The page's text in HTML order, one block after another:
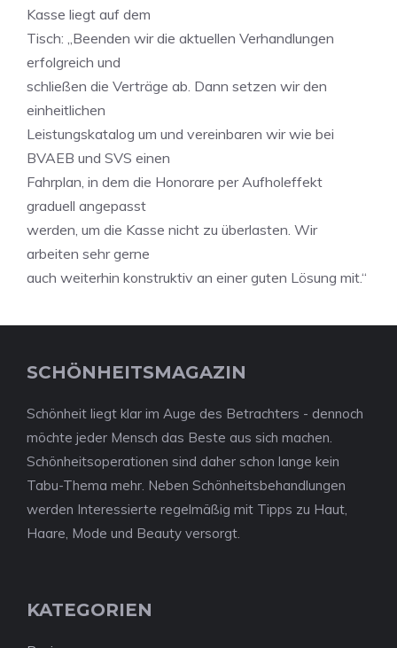
Kasse liegt auf dem
Tisch: „Beenden wir die aktuellen Verhandlungen
erfolgreich und
schließen die Verträge ab. Dann setzen wir den
einheitlichen
Leistungskatalog um und vereinbaren wir wie bei
BVAEB und SVS einen
Fahrplan, in dem die Honorare per Aufholeffekt
graduell angepasst
werden, um die Kasse nicht zu überlasten. Wir
arbeiten sehr gerne
auch weiterhin konstruktiv an einer guten Lösung mit.“
SCHÖNHEITSMAGAZIN
Schönheit liegt klar im Auge des Betrachters - dennoch
möchte jeder Mensch das Beste aus sich machen.
Schönheitsoperationen sind daher schon lange kein
Tabu-Thema mehr. Neben Schönheitsbehandlungen
werden Interessierte regelmäßig mit Tipps zu Haut,
Haare, Mode und Beauty versorgt.
KATEGORIEN